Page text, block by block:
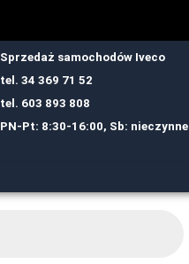
Sprzedaż samochodów Iveco
tel. 34 369 71 52
tel. 603 893 808
PN-Pt: 8:30-16:00, Sb: nieczynne